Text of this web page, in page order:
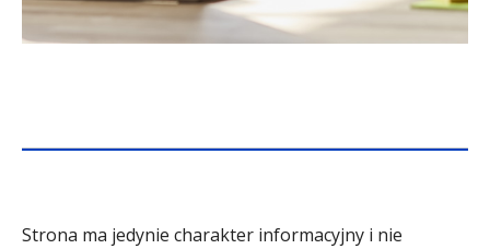
Strona ma jedynie charakter informacyjny i nie